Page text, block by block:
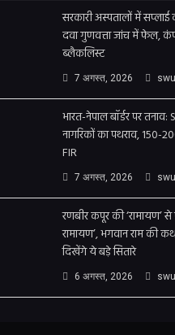
सरकारी अस्पतालों में
दवा गुणवत्ता जांच में फेल,
ब्लैकलिस्ट
7 अगस्त, 2026
भारत-नेपाल बॉर्डर पर तनाव:
नागरिकों का पथराव, 150-
FIR
7 अगस्त, 2026
रणबीर कपूर की ‘रामायण’
रामायण’, भगवान राम की
दिखेंगे ये बड़े सितारे
6 अगस्त, 2026